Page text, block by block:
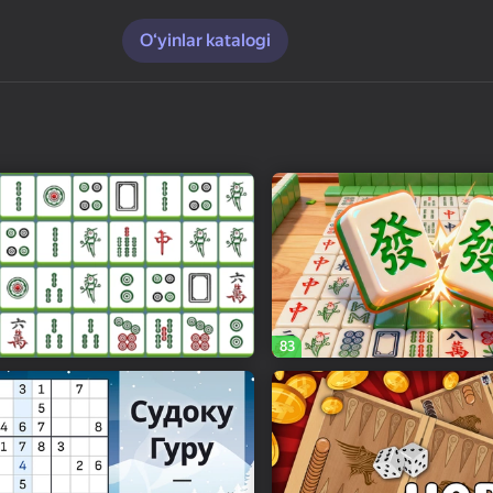
O‘yinlar katalogi
83